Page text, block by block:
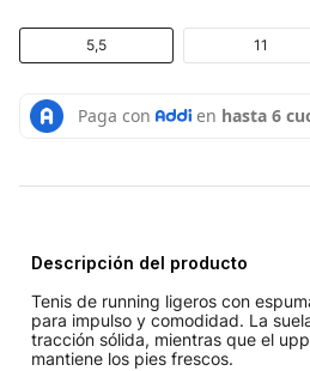
11
5,5
Descripción del producto
Tenis de running ligeros con
para impulso y comodidad. La
tracción sólida, mientras que el
mantiene los pies frescos.